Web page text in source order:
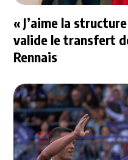
« J’aime la
valide le transfert
Rennais